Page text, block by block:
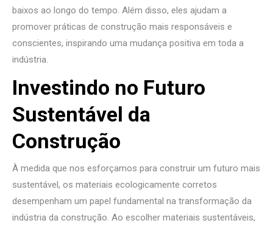
baixos ao longo do tempo. Além disso, eles ajudam a
promover práticas de construção mais responsáveis ​​e
conscientes, inspirando uma mudança positiva em toda a
indústria.
Investindo no Futuro
Sustentável da
Construção
À medida que nos esforçamos para construir um futuro mais
sustentável, os materiais ecologicamente corretos
desempenham um papel fundamental na transformação da
indústria da construção. Ao escolher materiais sustentáveis,